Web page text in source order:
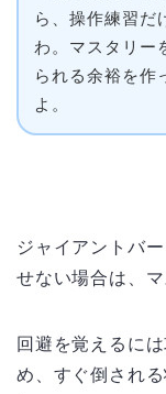
ら、操作練習だ
わ。マスタリー
られる余裕を作
よ。
ジャイアントバ
せない場合は、
回避を覚えるに
め、すぐ倒され